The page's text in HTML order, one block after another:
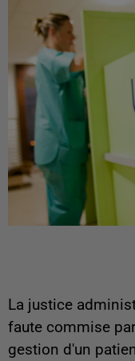
La justice
faute commise
gestion d'un